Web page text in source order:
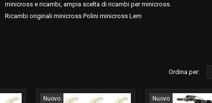
minicross e ricambi, ampia scelta di ricambi per minicross.
Ricambi originali minicross Polini minicross Lem
Ordina per:
Nuovo Nuovo